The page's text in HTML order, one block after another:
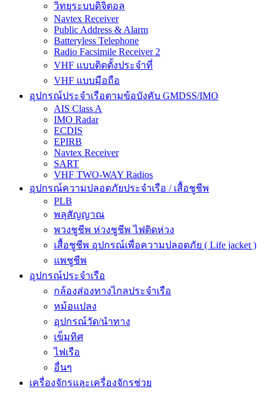
วิทยุระบบดิจิตอล
Navtex Receiver
Public Address & Alarm
Batteryless Telephone
Radio Facsimile Receiver 2
VHF แบบติดตั้งประจำที่
VHF แบบมือถือ
อุปกรณ์ประจำเรือตามข้อบังคับ GMDSS/IMO
AIS Class A
IMO Radar
ECDIS
EPIRB
Navtex Receiver
SART
VHF TWO-WAY Radios
อุปกรณ์ความปลอดภัยประจำเรือ / เสื้อชูชีพ
PLB
พลุสัญญาณ
พวงชูชีพ ห่วงชูชีพ ไฟติดห่วง
เสื้อชูชีพ อุปกรณ์เพื่อความปลอดภัย ( Life jacket )
แพชูชีพ
อุปกรณ์ประจำเรือ
กล้องส่องทางไกลประจำเรือ
หม้อแปลง
อุปกรณ์วัด/นำทาง
เข็มทิศ
ไฟเรือ
อื่นๆ
เครื่องจักรและเครื่องจักรช่วย